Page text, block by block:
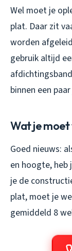
Wel moet je
plat. Daar zit
worden
gebruik altijd
binnen een
Wat je
Goed nieuws:
en hoogte, heb
je de
plat, moet je
gemiddeld 8